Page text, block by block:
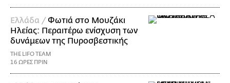
Ελλάδα /Φωτιά στο Μουζάκι
Ηλείας: Περαιτέρω ενίσχυση των
δυνάμεων της Πυροσβεστικής
THE LIFO TEAM
16 ΩΡΕΣ ΠΡΙΝ